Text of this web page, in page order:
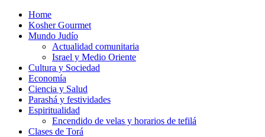
Home
Kosher Gourmet
Mundo Judío
Actualidad comunitaria
Israel y Medio Oriente
Cultura y Sociedad
Economía
Ciencia y Salud
Parashá y festividades
Espiritualidad
Encendido de velas y horarios de tefilá
Clases de Torá